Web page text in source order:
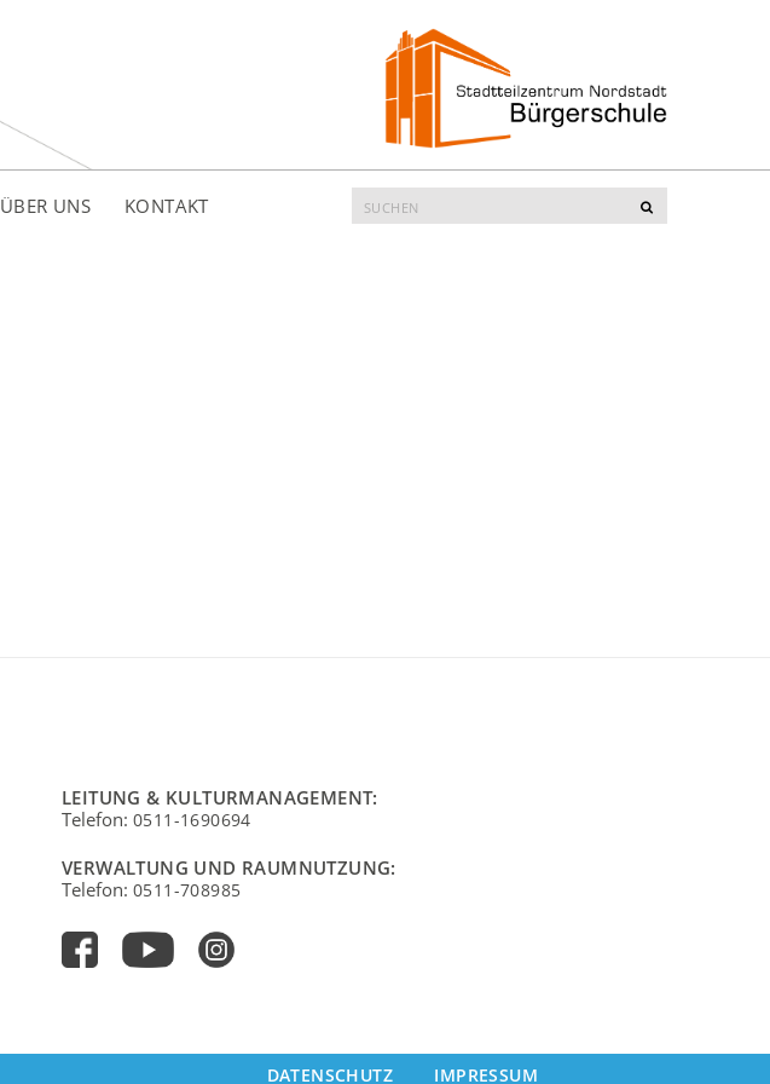
ÜBER UNS KONTAKT
Suche
nach:
LEITUNG & KULTURMANAGEMENT:
Telefon: 0511-1690694
VERWALTUNG UND RAUMNUTZUNG:
Telefon: 0511-708985
DATENSCHUTZ IMPRESSUM